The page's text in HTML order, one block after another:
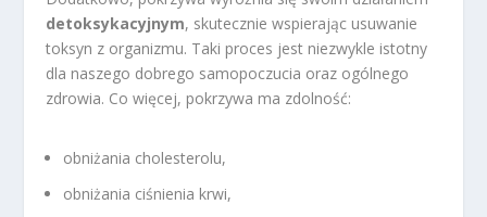
detoksykacyjnym, skutecznie wspierając usuwanie
toksyn z organizmu. Taki proces jest niezwykle istotny
dla naszego dobrego samopoczucia oraz ogólnego
zdrowia. Co więcej, pokrzywa ma zdolność:
obniżania cholesterolu,
obniżania ciśnienia krwi,